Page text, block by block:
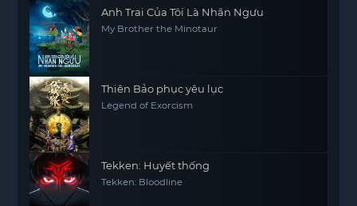
Anh Trai Của Tôi Là Nhân Ngưu
My Brother the Minotaur
Thiên Bảo phục yêu lục
Legend of Exorcism
Tekken: Huyết thống
Tekken: Bloodline